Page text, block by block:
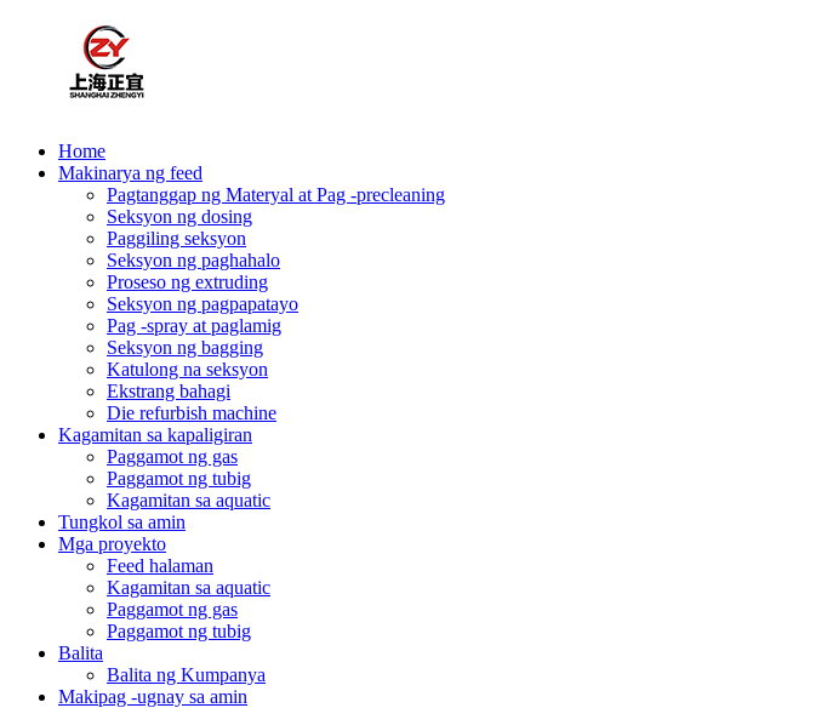
Home
Makinarya ng feed
Pagtanggap ng Materyal at Pag -precleaning
Seksyon ng dosing
Paggiling seksyon
Seksyon ng paghahalo
Proseso ng extruding
Seksyon ng pagpapatayo
Pag -spray at paglamig
Seksyon ng bagging
Katulong na seksyon
Ekstrang bahagi
Die refurbish machine
Kagamitan sa kapaligiran
Paggamot ng gas
Paggamot ng tubig
Kagamitan sa aquatic
Tungkol sa amin
Mga proyekto
Feed halaman
Kagamitan sa aquatic
Paggamot ng gas
Paggamot ng tubig
Balita
Balita ng Kumpanya
Makipag -ugnay sa amin